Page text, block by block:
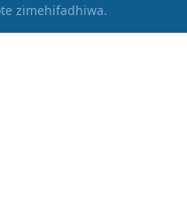
zimehifadhiwa.